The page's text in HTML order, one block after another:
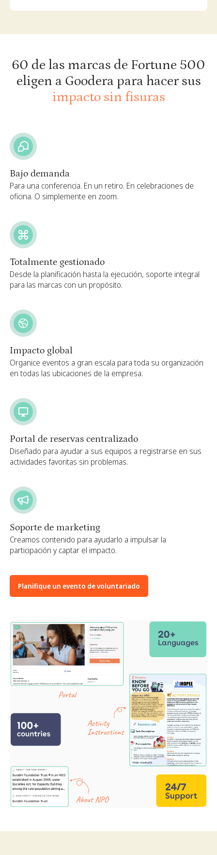
60 de las marcas de Fortune 500
eligen a Goodera para hacer sus
impacto sin fisuras
Bajo demanda
Para una conferencia. En un retiro. En celebraciones de
oficina. O simplemente en zoom.
Totalmente gestionado
Desde la planificación hasta la ejecución, soporte integral
para las marcas con un propósito.
Impacto global
Organice eventos a gran escala para toda su organización
en todas las ubicaciones de la empresa.
Portal de reservas centralizado
Diseñado para ayudar a sus equipos a registrarse en sus
actividades favoritas sin problemas.
Soporte de marketing
Creamos contenido para ayudarlo a impulsar la
participación y captar el impacto.
Planifique un evento de voluntariado